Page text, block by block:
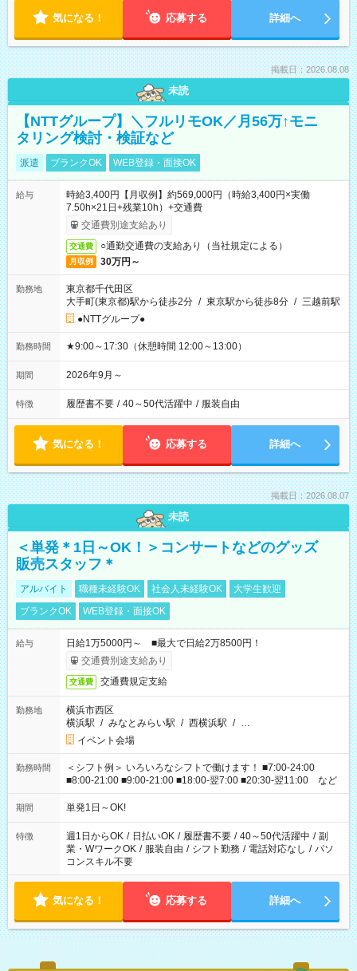
気になる！ 応募する 詳細へ
掲載日：2026.08.08
未読
【NTTグループ】＼フルリモOK／月56万↑モニ
タリング検討・検証など
派遣 ブランクOK WEB登録・面接OK
給与
時給3,400円【月収例】約569,000円（時給3,400円×実働
7.50h×21日+残業10h）+交通費
交通費別途支給あり
交通費 ○通勤交通費の支給あり（当社規定による）
月収例 30万円～
勤務地
東京都千代田区
大手町(東京都)駅から徒歩2分 / 東京駅から徒歩8分 / 三越前駅
●NTTグループ●
勤務時間 ★9:00～17:30（休憩時間 12:00～13:00）
期間 2026年9月～
特徴 履歴書不要 / 40～50代活躍中 / 服装自由
気になる！ 応募する 詳細へ
掲載日：2026.08.07
未読
＜単発＊1日～OK！＞コンサートなどのグッズ
販売スタッフ＊
アルバイト 職種未経験OK 社会人未経験OK
大学生歓迎
ブランクOK
WEB登録・面接OK
給与
日給1万5000円～ ■最大で日給2万8500円！
交通費別途支給あり
交通費 交通費規定支給
勤務地
横浜市西区
横浜駅 / みなとみらい駅 / 西横浜駅 / …
イベント会場
勤務時間
＜シフト例＞ いろいろなシフトで働けます！ ■7:00-24:00
■8:00-21:00 ■9:00-21:00 ■18:00-翌7:00 ■20:30-翌11:00 など
期間 単発1日～OK!
特徴 週1日からOK / 日払いOK / 履歴書不要 / 40～50代活躍中 / 副
業・WワークOK / 服装自由 / シフト勤務 / 電話対応なし / パソ
コンスキル不要
気になる！ 応募する 詳細へ